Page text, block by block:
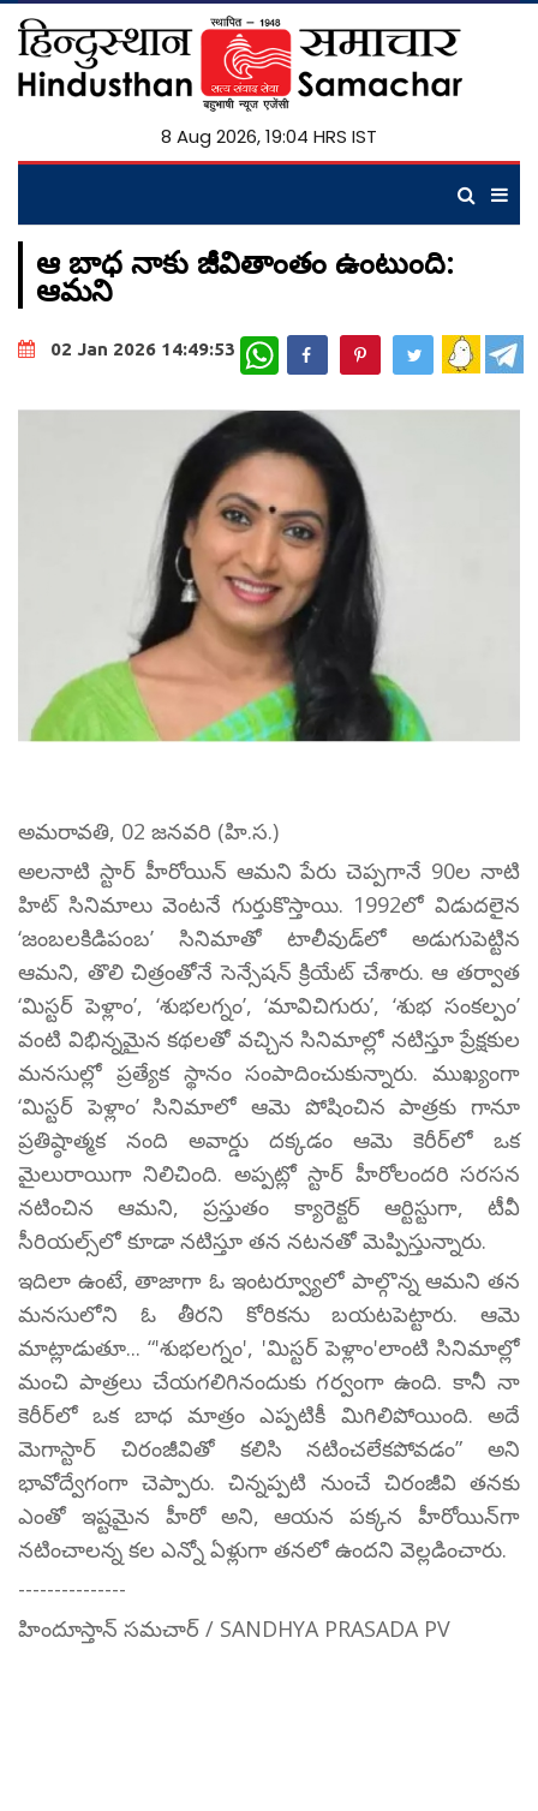
8 Aug 2026, 19:04 HRS IST
ఆ బాధ నాకు జీవితాంతం ఉంటుంది:
ఆమని
02 Jan 2026 14:49:53 WhatsApp
అమరావతి, 02 జనవరి (హి.స.)
అలనాటి స్టార్ హీరోయిన్ ఆమని పేరు చెప్పగానే 90ల నాటి
హిట్ సినిమాలు వెంటనే గుర్తుకొస్తాయి. 1992లో విడుదలైన
‘జంబలకిడిపంబ’ సినిమాతో టాలీవుడ్‌లో అడుగుపెట్టిన
ఆమని, తొలి చిత్రంతోనే సెన్సేషన్ క్రియేట్ చేశారు. ఆ తర్వాత
‘మిస్టర్ పెళ్లాం’, ‘శుభలగ్నం’, ‘మావిచిగురు’, ‘శుభ సంకల్పం’
వంటి విభిన్నమైన కథలతో వచ్చిన సినిమాల్లో నటిస్తూ ప్రేక్షకుల
మనసుల్లో ప్రత్యేక స్థానం సంపాదించుకున్నారు. ముఖ్యంగా
‘మిస్టర్ పెళ్లాం’ సినిమాలో ఆమె పోషించిన పాత్రకు గానూ
ప్రతిష్ఠాత్మక నంది అవార్డు దక్కడం ఆమె కెరీర్‌లో ఒక
మైలురాయిగా నిలిచింది. అప్పట్లో స్టార్ హీరోలందరి సరసన
నటించిన ఆమని, ప్రస్తుతం క్యారెక్టర్ ఆర్టిస్టుగా, టీవీ
సీరియల్స్‌లో కూడా నటిస్తూ తన నటనతో మెప్పిస్తున్నారు.
ఇదిలా ఉంటే, తాజాగా ఓ ఇంటర్వ్యూలో పాల్గొన్న ఆమని తన
మనసులోని ఓ తీరని కోరికను బయటపెట్టారు. ఆమె
మాట్లాడుతూ... “'శుభలగ్నం', 'మిస్టర్ పెళ్లాం'లాంటి సినిమాల్లో
మంచి పాత్రలు చేయగలిగినందుకు గర్వంగా ఉంది. కానీ నా
కెరీర్‌లో ఒక బాధ మాత్రం ఎప్పటికీ మిగిలిపోయింది. అదే
మెగాస్టార్ చిరంజీవితో కలిసి నటించలేకపోవడం” అని
భావోద్వేగంగా చెప్పారు. చిన్నప్పటి నుంచే చిరంజీవి తనకు
ఎంతో ఇష్టమైన హీరో అని, ఆయన పక్కన హీరోయిన్‌గా
నటించాలన్న కల ఎన్నో ఏళ్లుగా తనలో ఉందని వెల్లడించారు.
---------------
హిందూస్తాన్ సమచార్ / SANDHYA PRASADA PV